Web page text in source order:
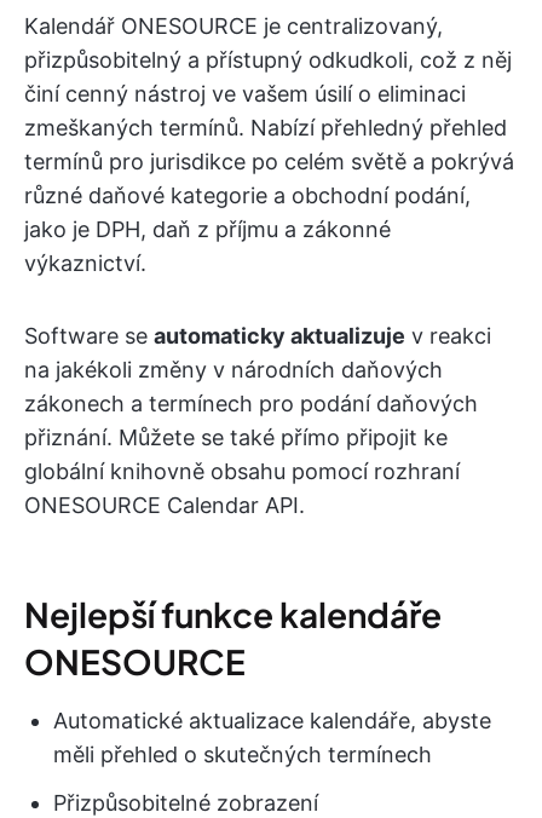
Kalendář ONESOURCE je centralizovaný,
přizpůsobitelný a přístupný odkudkoli, což z něj
činí cenný nástroj ve vašem úsilí o eliminaci
zmeškaných termínů. Nabízí přehledný přehled
termínů pro jurisdikce po celém světě a pokrývá
různé daňové kategorie a obchodní podání,
jako je DPH, daň z příjmu a zákonné
výkaznictví.
Software se automaticky aktualizuje v reakci
na jakékoli změny v národních daňových
zákonech a termínech pro podání daňových
přiznání. Můžete se také přímo připojit ke
globální knihovně obsahu pomocí rozhraní
ONESOURCE Calendar API.
Nejlepší funkce kalendáře
ONESOURCE
Automatické aktualizace kalendáře, abyste
měli přehled o skutečných termínech
Přizpůsobitelné zobrazení